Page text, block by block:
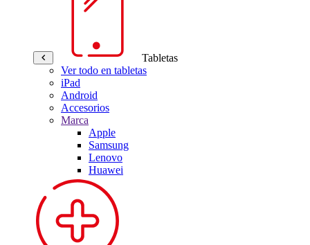
Tabletas
Ver todo en tabletas
iPad
Android
Accesorios
Marca
Apple
Samsung
Lenovo
Huawei